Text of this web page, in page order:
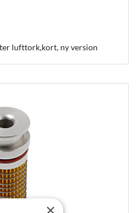
lufttork,kort, ny version